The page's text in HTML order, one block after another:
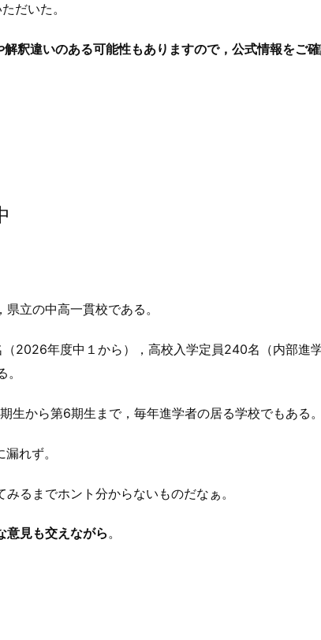
だいた。
釈違いのある可能性もありますので，公式情報をご確
立の中高一貫校である。
2026年度中１から），高校入学定員240名（内部進
生から第6期生まで，毎年進学者の居る学校でもある。
れず。
るまでホント分からないものだなぁ。
意見も交えながら。